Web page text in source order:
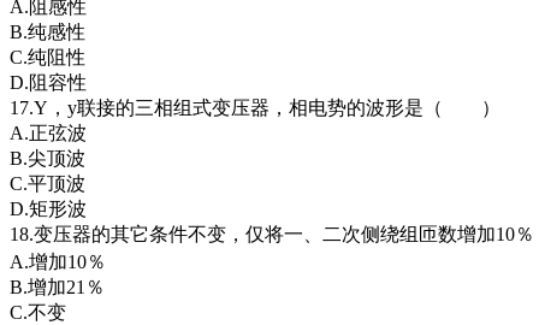
A.阻感性
B.纯感性
C.纯阻性
D.阻容性
17.Y，y联接的三相组式变压器，相电势的波形是（ ）
A.正弦波
B.尖顶波
C.平顶波
D.矩形波
18.变压器的其它条件不变，仅将一、二次侧绕组匝数增加10
A.增加10％
B.增加21％
C.不变